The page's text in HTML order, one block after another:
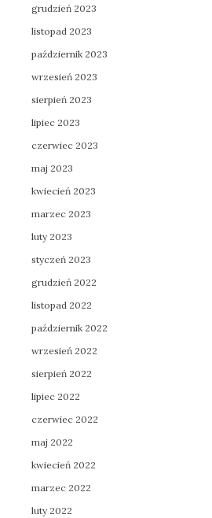
grudzień 2023
listopad 2023
październik 2023
wrzesień 2023
sierpień 2023
lipiec 2023
czerwiec 2023
maj 2023
kwiecień 2023
marzec 2023
luty 2023
styczeń 2023
grudzień 2022
listopad 2022
październik 2022
wrzesień 2022
sierpień 2022
lipiec 2022
czerwiec 2022
maj 2022
kwiecień 2022
marzec 2022
luty 2022